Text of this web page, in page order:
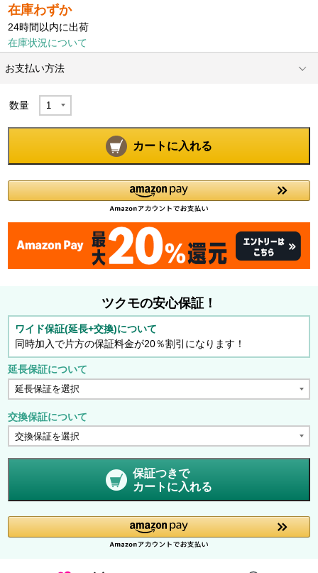
在庫わずか
24時間以内に出荷
在庫状況について
お支払い方法
数量
カートに入れる
ツクモの安心保証！
ワイド保証(延長+交換)について
同時加入で片方の保証料金が20％割引になります！
延長保証について
交換保証について
保証つきで
カートに入れる